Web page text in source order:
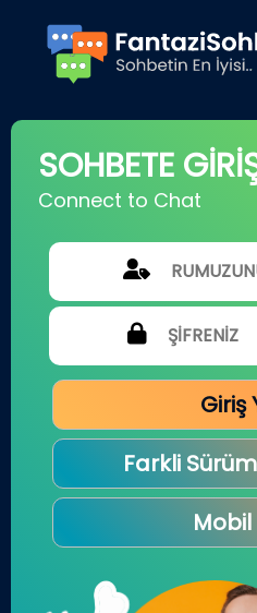
SOHBETE
Connect to Chat
Giriş
Farkli
Mobil